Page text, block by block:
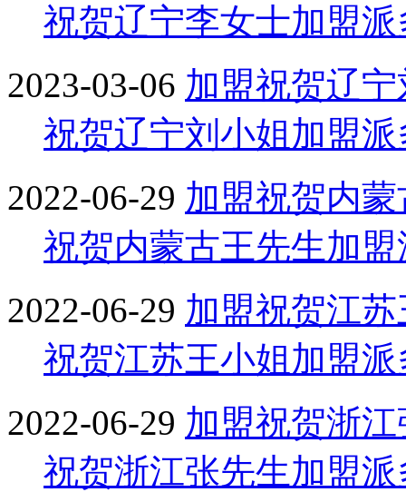
祝贺辽宁李女士加盟
2023-03-06 加盟祝贺辽
祝贺辽宁刘小姐加盟
2022-06-29 加盟祝贺内
祝贺内蒙古王先生加
2022-06-29 加盟祝贺江
祝贺江苏王小姐加盟
2022-06-29 加盟祝贺浙
祝贺浙江张先生加盟